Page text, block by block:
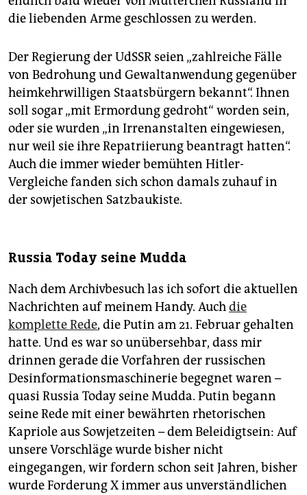
die liebenden Arme geschlossen zu werden.
Der Regierung der UdSSR seien „zahlreiche Fälle
von Bedrohung und Gewaltanwendung gegenüber
heimkehrwilligen Staatsbürgern bekannt“. Ihnen
soll sogar „mit Ermordung gedroht“ worden sein,
oder sie wurden „in Irrenanstalten eingewiesen,
nur weil sie ihre Repatriierung beantragt hatten“.
Auch die immer wieder bemühten Hitler-
Vergleiche fanden sich schon damals zuhauf in
der sowjetischen Satzbaukiste.
Russia Today seine Mudda
Nach dem Archivbesuch las ich sofort die aktuellen
Nachrichten auf meinem Handy. Auchdie
komplette Rede, die Putin am 21. Februar gehalten
hatte. Und es war so unübersehbar, dass mir
drinnen gerade die Vorfahren der russischen
Desinformationsmaschinerie begegnet waren –
quasi Russia Today seine Mudda. Putin begann
seine Rede mit einer bewährten rhetorischen
Kapriole aus Sowjetzeiten – dem Beleidigtsein: Auf
unsere Vorschläge wurde bisher nicht
eingegangen, wir fordern schon seit Jahren, bisher
wurde Forderung X immer aus unverständlichen